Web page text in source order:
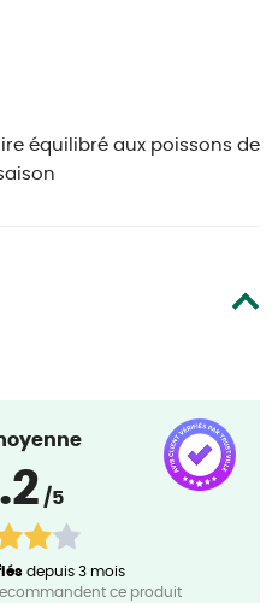
équilibré aux poissons de
.2 /5
depuis 3 mois
ce produit